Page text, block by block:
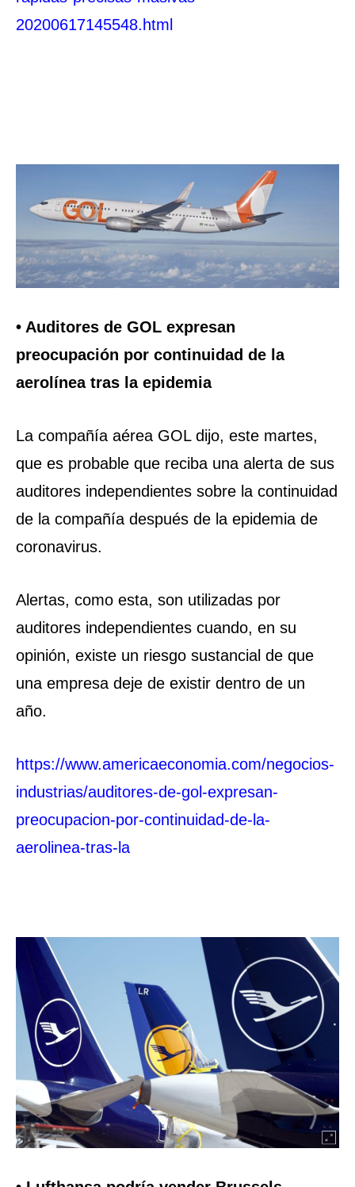
20200617145548.html
• Auditores de GOL expresan
preocupación por continuidad de la
aerolínea tras la epidemia
La compañía aérea GOL dijo, este martes,
que es probable que reciba una alerta de sus
auditores independientes sobre la continuidad
de la compañía después de la epidemia de
coronavirus.
Alertas, como esta, son utilizadas por
auditores independientes cuando, en su
opinión, existe un riesgo sustancial de que
una empresa deje de existir dentro de un
año.
https://www.americaeconomia.com/negocios-
industrias/auditores-de-gol-expresan-
preocupacion-por-continuidad-de-la-
aerolinea-tras-la